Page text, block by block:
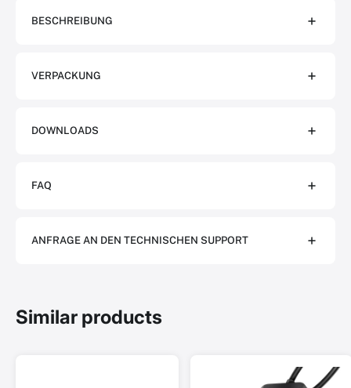
BESCHREIBUNG
VERPACKUNG
DOWNLOADS
FAQ
ANFRAGE AN DEN TECHNISCHEN SUPPORT
Similar products